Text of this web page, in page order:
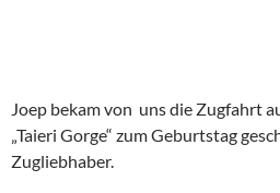
Joep bekam von uns die Zugfahrt
„Taieri Gorge“ zum Geburtstag
Zugliebhaber.